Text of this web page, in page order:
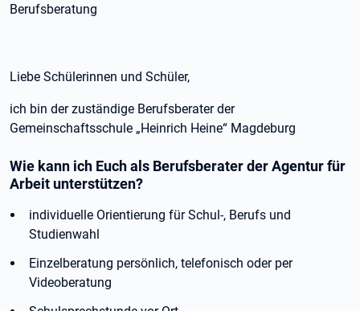
Berufsberatung
Liebe Schülerinnen und Schüler,
ich bin der zuständige Berufsberater der
Gemeinschaftsschule „Heinrich Heine“ Magdeburg
Wie kann ich Euch als Berufsberater der Agentur für
Arbeit unterstützen?
individuelle Orientierung für Schul-, Berufs und
Studienwahl
Einzelberatung persönlich, telefonisch oder per
Videoberatung